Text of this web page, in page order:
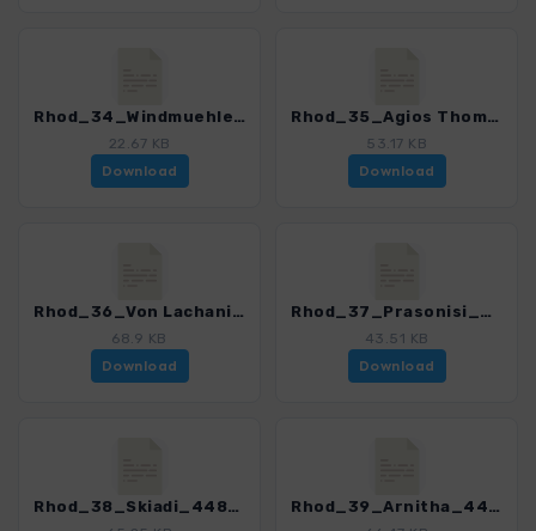
Rhod_34_Windmuehlen bei Vati_4485_2.gpx
22.67 KB
Download
Rhod_35_Agios Thomas Hochebene_4485_2.gpx
53.17 KB
Download
Rhod_36_Von Lachania nach Plimiri_4485_2.gpx
68.9 KB
Download
Rhod_37_Prasonisi_4485_2.gpx
43.51 KB
Download
Rhod_38_Skiadi_4485_2.gpx Rhod_39_Arnitha_4485_2.gpx